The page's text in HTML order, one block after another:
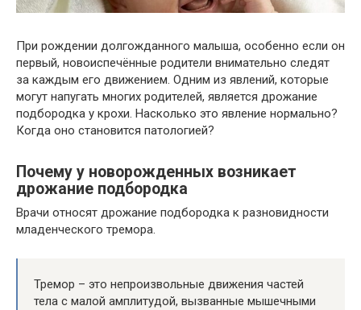
При рождении долгожданного малыша, особенно если он
первый, новоиспечённые родители внимательно следят
за каждым его движением. Одним из явлений, которые
могут напугать многих родителей, является дрожание
подбородка у крохи. Насколько это явление нормально?
Когда оно становится патологией?
Почему у новорожденных возникает
дрожание подбородка
Врачи относят дрожание подбородка к разновидности
младенческого тремора.
Тремор – это непроизвольные движения частей
тела с малой амплитудой, вызванные мышечными